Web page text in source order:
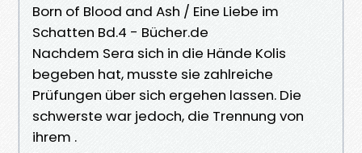
Born of Blood and Ash / Eine Liebe im
Schatten Bd.4 - Bücher.de
Nachdem Sera sich in die Hände Kolis
begeben hat, musste sie zahlreiche
Prüfungen über sich ergehen lassen. Die
schwerste war jedoch, die Trennung von
ihrem .